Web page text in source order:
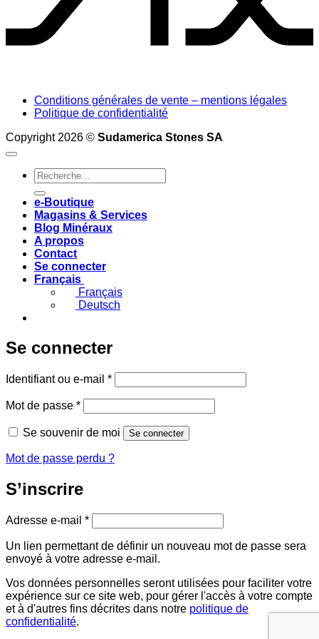
Conditions générales de vente – mentions légales
Politique de confidentialité
Copyright 2026 © Sudamerica Stones SA
Recherche
pour :
e-Boutique
Magasins & Services
Blog Minéraux
A propos
Contact
Se connecter
Français
Français
Deutsch
Se connecter
Identifiant ou e-mail *Obligatoire
Mot de passe *Obligatoire
Se souvenir de moi Se connecter
Mot de passe perdu ?
S’inscrire
Adresse e-mail *Obligatoire
Un lien permettant de définir un nouveau mot de passe sera
envoyé à votre adresse e-mail.
Vos données personnelles seront utilisées pour faciliter votre
expérience sur ce site web, pour gérer l'accès à votre compte
et à d'autres fins décrites dans notre politique de
confidentialité.